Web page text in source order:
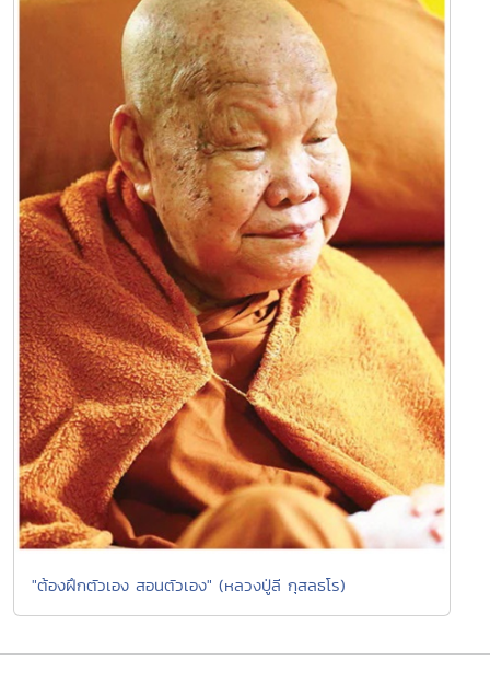
"ต้องฝึกตัวเอง สอนตัวเอง" (หลวงปู่ลี กุสลธโร)